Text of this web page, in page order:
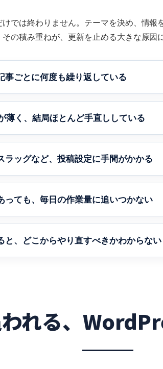
では終わりません。テーマを決め、情
の積み重ねが、更新を止める大きな原因
事ごとに何度も繰り返している
薄く、結局ほとんど手直ししている
ラッグなど、投稿設定に手間がかかる
っても、毎日の作業量に追いつかない
と、どこからやり直すべきかわからない
れる、